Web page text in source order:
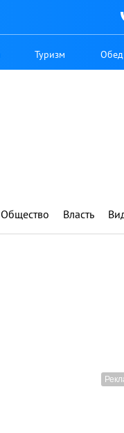
Туризм Обед
Общество Власть